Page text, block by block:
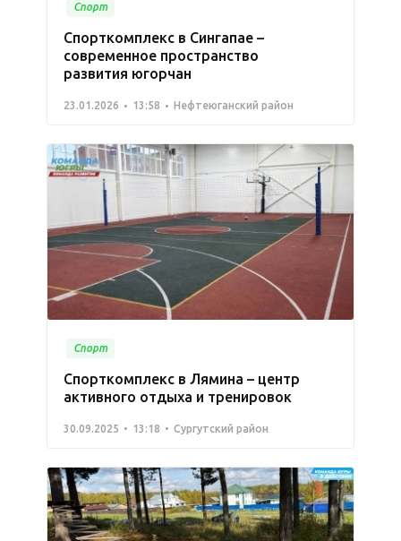
Спорт
Спорткомплекс в Сингапае –
современное пространство
развития югорчан
23.01.2026 13:58 Нефтеюганский район
Спорт
Спорткомплекс в Лямина – центр
активного отдыха и тренировок
30.09.2025 13:18 Сургутский район